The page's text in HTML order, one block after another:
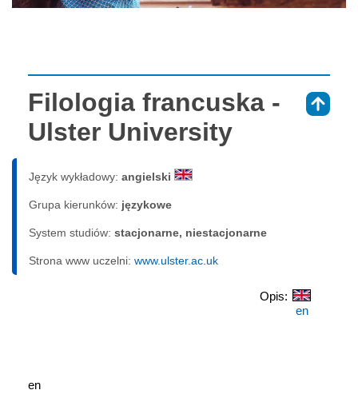
Filologia francuska -
Ulster University
Język wykładowy: angielski
Grupa kierunków: językowe
System studiów: sta­cjo­nar­ne, nie­sta­cjo­nar­ne
Strona www uczelni: www.ulster.ac.uk
Opis:
en
en